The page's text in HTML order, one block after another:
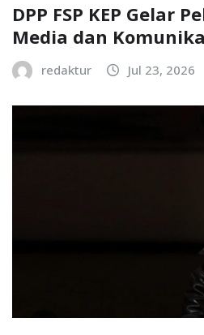
DPP FSP KEP Gelar
Media dan
redaktur Jul 23, 2026